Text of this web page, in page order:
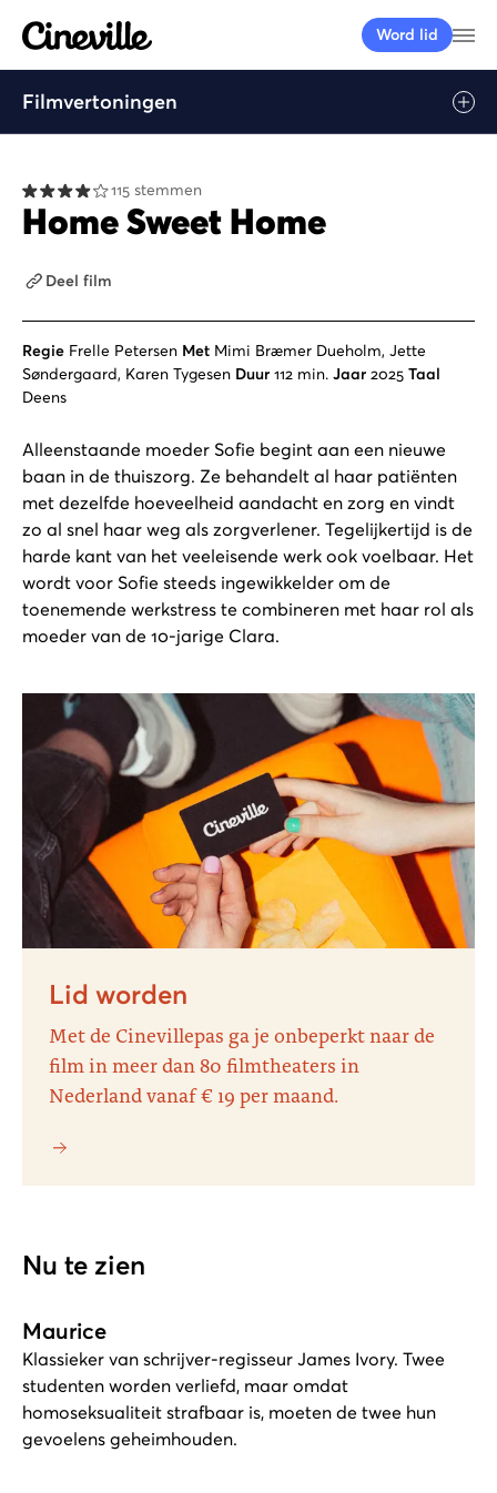
Cineville Logo
Word lid
Filmvertoningen
115 stemmen
Home Sweet Home
Deel film
Regie Frelle Petersen Met Mimi Bræmer Dueholm, Jette
Søndergaard, Karen Tygesen Duur 112 min. Jaar 2025 Taal
Deens
Alleenstaande moeder Sofie begint aan een nieuwe
baan in de thuiszorg. Ze behandelt al haar patiënten
met dezelfde hoeveelheid aandacht en zorg en vindt
zo al snel haar weg als zorgverlener. Tegelijkertijd is de
harde kant van het veeleisende werk ook voelbaar. Het
wordt voor Sofie steeds ingewikkelder om de
toenemende werkstress te combineren met haar rol als
moeder van de 10-jarige Clara.
Lid worden
Met de Cinevillepas ga je onbeperkt naar de
film in meer dan 80 filmtheaters in
Nederland vanaf € 19 per maand.
Nu te zien
Maurice
Klassieker van schrijver-regisseur James Ivory. Twee
studenten worden verliefd, maar omdat
homoseksualiteit strafbaar is, moeten de twee hun
gevoelens geheimhouden.